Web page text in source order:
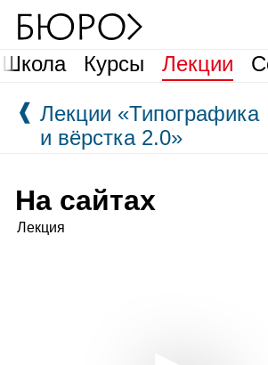
Школа Курсы Лекции
❰ Лекции «Типографика
и вёрстка 2.0»
На сайтах
Лекция